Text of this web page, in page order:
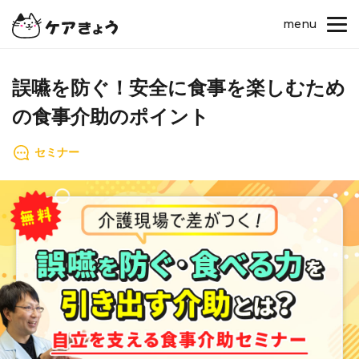
menu
誤嚥を防ぐ！安全に食事を楽しむため
の食事介助のポイント
セミナー